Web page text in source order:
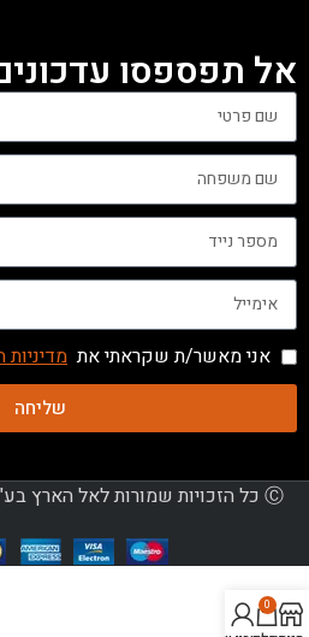
אל תפספסו
אני מאשר/ת שקראתי את
שליחה
Ⓒ כל הזכויות שמורות לאל הארץ בע"מ. Produced by
0